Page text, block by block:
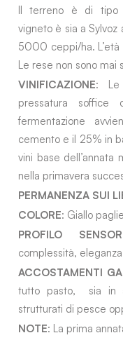
Il terreno è di tipo
vigneto è sia a
5000 ceppi/ha.
Le rese non sono mai
VINIFICAZIONE: Le
pressatura
fermentazione
cemento e il 25% in
vini base dell’annata
nella primavera
PERMANENZA SUI
COLORE: Giallo
PROFILO
complessità,
ACCOSTAMENTI
tutto pasto, sia in
strutturati di pesce
NOTE: La prima